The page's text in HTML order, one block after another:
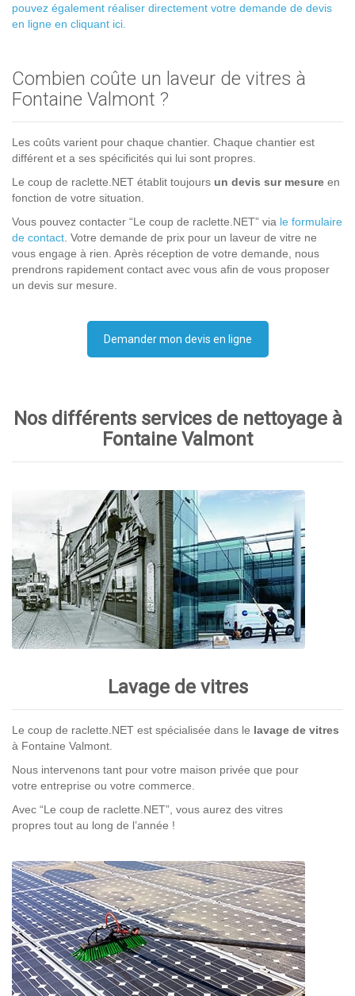
pouvez également réaliser directement votre demande de devis
en ligne en cliquant ici.
Combien coûte un laveur de vitres à
Fontaine Valmont ?
Les coûts varient pour chaque chantier. Chaque chantier est
différent et a ses spécificités qui lui sont propres.
Le coup de raclette.NET établit toujours un devis sur mesure en
fonction de votre situation.
Vous pouvez contacter “Le coup de raclette.NET” via le formulaire
de contact. Votre demande de prix pour un laveur de vitre ne
vous engage à rien. Après réception de votre demande, nous
prendrons rapidement contact avec vous afin de vous proposer
un devis sur mesure.
Demander mon devis en ligne
Nos différents services de nettoyage à
Fontaine Valmont
Lavage de vitres
Le coup de raclette.NET est spécialisée dans le lavage de vitres
à Fontaine Valmont.
Nous intervenons tant pour votre maison privée que pour
votre entreprise ou votre commerce.
Avec “Le coup de raclette.NET”, vous aurez des vitres
propres tout au long de l’année !